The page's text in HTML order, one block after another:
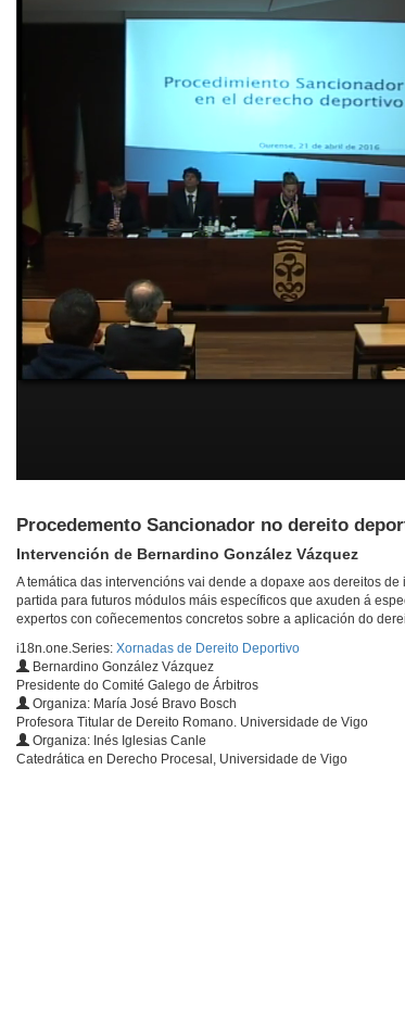
Procedemento Sancionador no dereito
Intervención de Bernardino González Vázquez
A temática das intervencións vai dende a dopaxe aos dereitos
partida para futuros módulos máis específicos que axuden á
expertos con coñecementos concretos sobre a aplicación do
i18n.one.Series: Xornadas de Dereito Deportivo
Bernardino González Vázquez
Presidente do Comité Galego de Árbitros
Organiza: María José Bravo Bosch
Profesora Titular de Dereito Romano. Universidade de Vigo
Organiza: Inés Iglesias Canle
Catedrática en Derecho Procesal, Universidade de Vigo